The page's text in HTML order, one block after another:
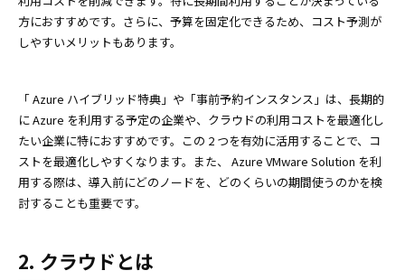
方におすすめです。さらに、予算を固定化できるため、コスト予測が
しやすいメリットもあります。
「 Azure ハイブリッド特典」や「事前予約インスタンス」は、長期的
に Azure を利用する予定の企業や、クラウドの利用コストを最適化し
たい企業に特におすすめです。この 2 つを有効に活用することで、コ
ストを最適化しやすくなります。また、 Azure VMware Solution を利
用する際は、導入前にどのノードを、どのくらいの期間使うのかを検
討することも重要です。
2. クラウドとは